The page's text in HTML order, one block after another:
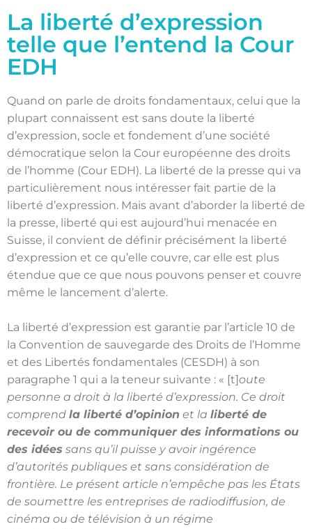
La liberté d’expression
telle que l’entend la Cour
EDH
Quand on parle de droits fondamentaux, celui que la
plupart connaissent est sans doute la liberté
d’expression, socle et fondement d’une société
démocratique selon la Cour européenne des droits
de l’homme (Cour EDH). La liberté de la presse qui va
particulièrement nous intéresser fait partie de la
liberté d’expression. Mais avant d’aborder la liberté de
la presse, liberté qui est aujourd’hui menacée en
Suisse, il convient de définir précisément la liberté
d’expression et ce qu’elle couvre, car elle est plus
étendue que ce que nous pouvons penser et couvre
même le lancement d’alerte.
La liberté d’expression est garantie par l’article 10 de
la Convention de sauvegarde des Droits de l’Homme
et des Libertés fondamentales (CESDH) à son
paragraphe 1 qui a la teneur suivante : « [t]oute
personne a droit à la liberté d’expression. Ce droit
comprend la liberté d’opinion et la liberté de
recevoir ou de communiquer des informations ou
des idées sans qu’il puisse y avoir ingérence
d’autorités publiques et sans considération de
frontière. Le présent article n’empêche pas les États
de soumettre les entreprises de radiodiffusion, de
cinéma ou de télévision à un régime